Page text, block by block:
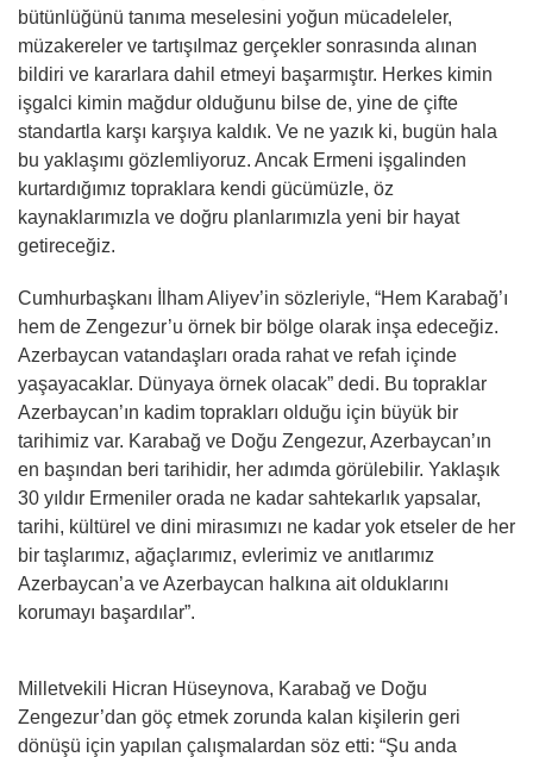
bütünlüğünü tanıma meselesini yoğun mücadeleler,
müzakereler ve tartışılmaz gerçekler sonrasında alınan
bildiri ve kararlara dahil etmeyi başarmıştır. Herkes kimin
işgalci kimin mağdur olduğunu bilse de, yine de çifte
standartla karşı karşıya kaldık. Ve ne yazık ki, bugün hala
bu yaklaşımı gözlemliyoruz. Ancak Ermeni işgalinden
kurtardığımız topraklara kendi gücümüzle, öz
kaynaklarımızla ve doğru planlarımızla yeni bir hayat
getireceğiz.
Cumhurbaşkanı İlham Aliyev’in sözleriyle, “Hem Karabağ’ı
hem de Zengezur’u örnek bir bölge olarak inşa edeceğiz.
Azerbaycan vatandaşları orada rahat ve refah içinde
yaşayacaklar. Dünyaya örnek olacak” dedi. Bu topraklar
Azerbaycan’ın kadim toprakları olduğu için büyük bir
tarihimiz var. Karabağ ve Doğu Zengezur, Azerbaycan’ın
en başından beri tarihidir, her adımda görülebilir. Yaklaşık
30 yıldır Ermeniler orada ne kadar sahtekarlık yapsalar,
tarihi, kültürel ve dini mirasımızı ne kadar yok etseler de her
bir taşlarımız, ağaçlarımız, evlerimiz ve anıtlarımız
Azerbaycan’a ve Azerbaycan halkına ait olduklarını
korumayı başardılar”.
Milletvekili Hicran Hüseynova, Karabağ ve Doğu
Zengezur’dan göç etmek zorunda kalan kişilerin geri
dönüşü için yapılan çalışmalardan söz etti: “Şu anda